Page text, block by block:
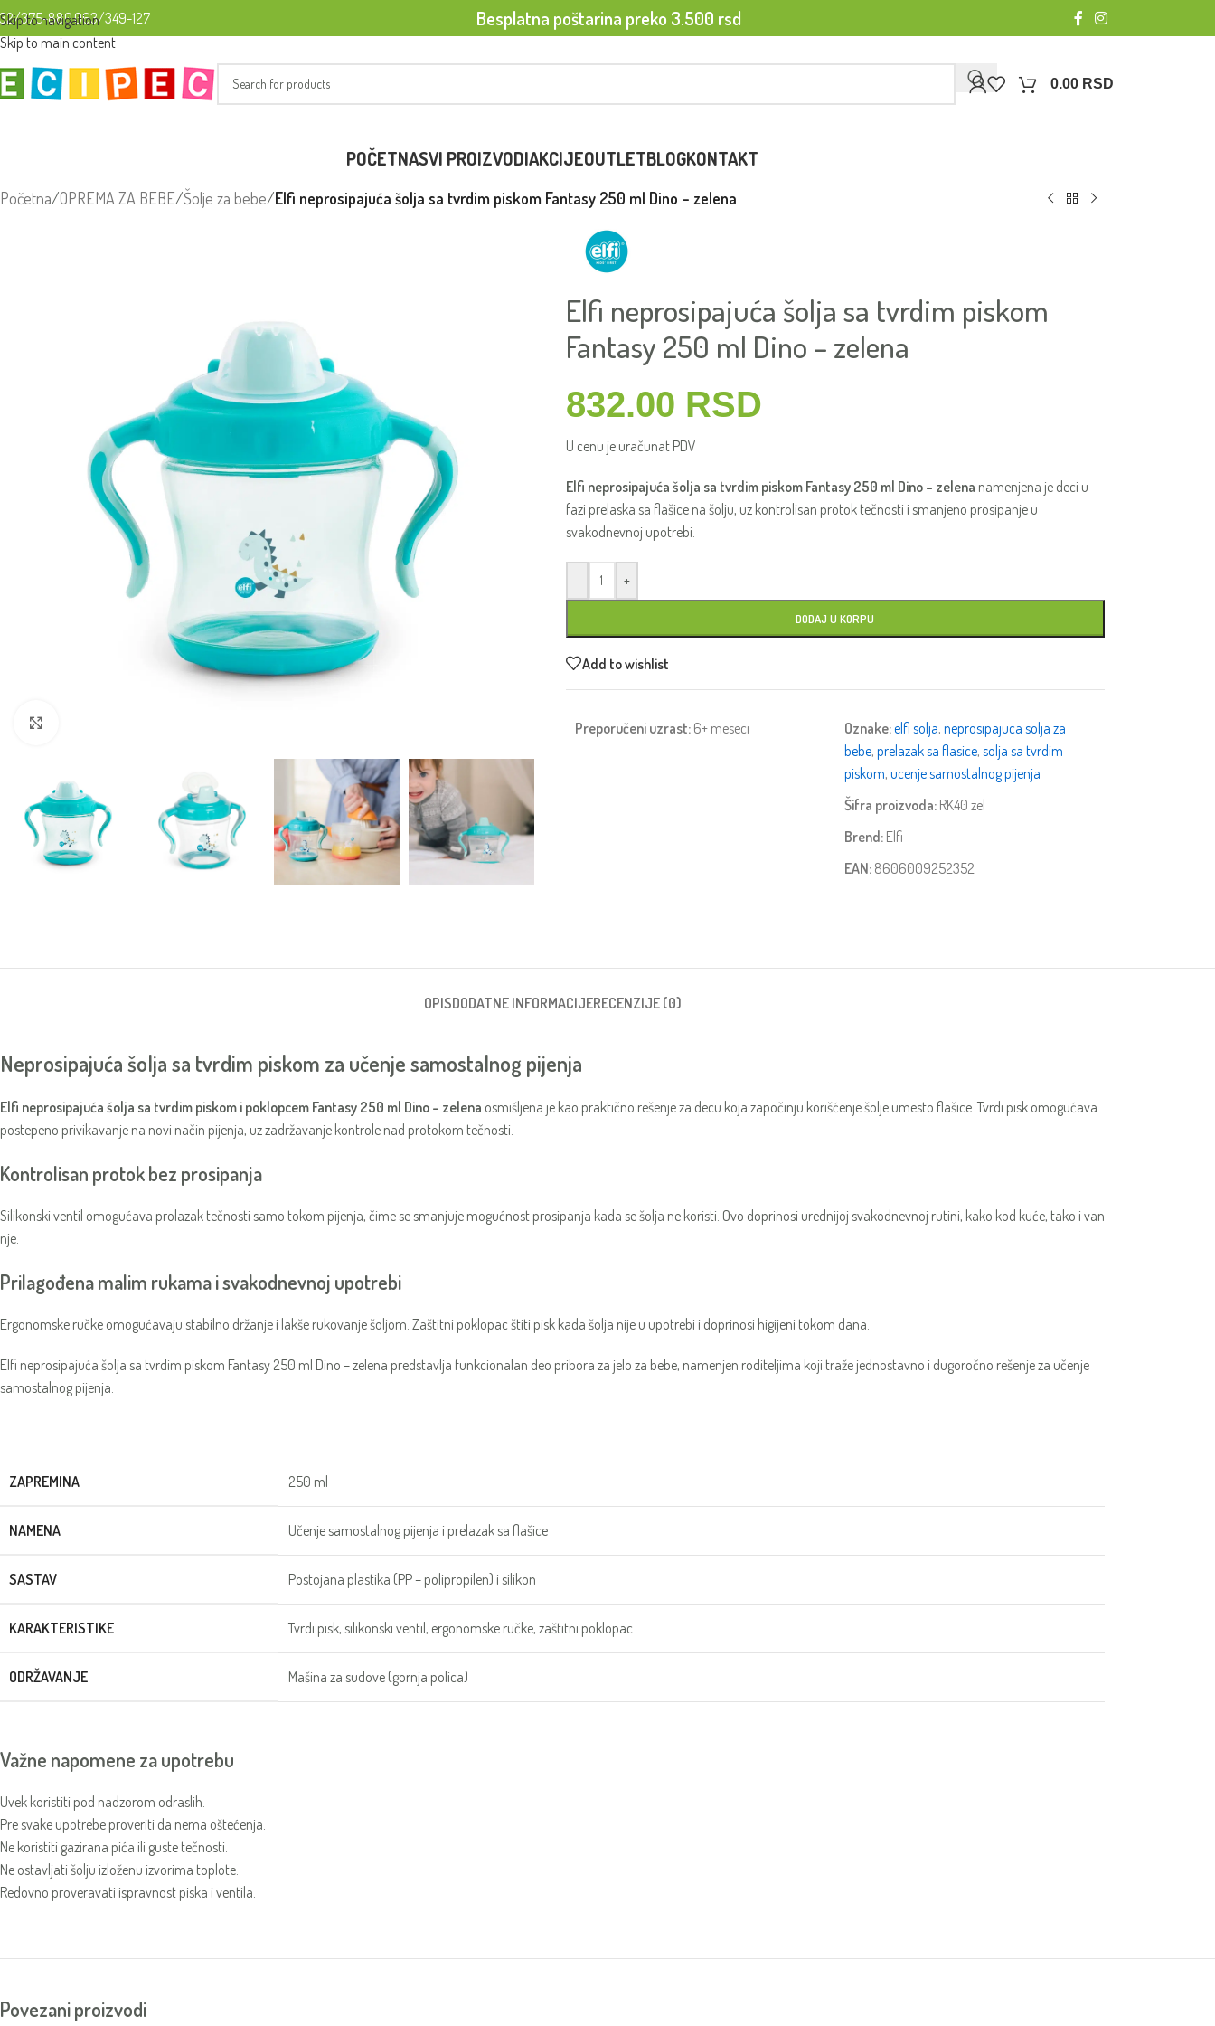
Skip to navigation
Skip to main content
375-880063/349-127 Besplatna poštarina preko 3.500 rsd
0.00 RSD
POČETNASVI PROIZVODIAKCIJEOUTLETBLOGKONTAKT
Početna/OPREMA ZA BEBE/Šolje za bebe/Elfi neprosipajuća šolja sa tvrdim piskom Fantasy 250 ml Dino – zelena
Elfi neprosipajuća šolja sa tvrdim piskom
Fantasy 250 ml Dino – zelena
832.00 RSD
U cenu je uračunat PDV
Elfi neprosipajuća šolja sa tvrdim piskom Fantasy 250 ml Dino – zelena namenjena je deci u
fazi prelaska sa flašice na šolju, uz kontrolisan protok tečnosti i smanjeno prosipanje u
svakodnevnoj upotrebi.
- +
DODAJ U KORPU
Add to wishlist
Preporučeni uzrast:6+ meseci Oznake:elfi solja, neprosipajuca solja za
bebe, prelazak sa flasice, solja sa tvrdim
piskom, ucenje samostalnog pijenja
Šifra proizvoda:RK40 zel
Brend:Elfi
EAN:8606009252352
OPISDODATNE INFORMACIJERECENZIJE (0)
Neprosipajuća šolja sa tvrdim piskom za učenje samostalnog pijenja
Elfi neprosipajuća šolja sa tvrdim piskom i poklopcem Fantasy 250 ml Dino – zelena osmišljena je kao praktično rešenje za decu koja započinju korišćenje šolje umesto flašice. Tvrdi pisk omogućava
postepeno privikavanje na novi način pijenja, uz zadržavanje kontrole nad protokom tečnosti.
Kontrolisan protok bez prosipanja
Silikonski ventil omogućava prolazak tečnosti samo tokom pijenja, čime se smanjuje mogućnost prosipanja kada se šolja ne koristi. Ovo doprinosi urednijoj svakodnevnoj rutini, kako kod kuće, tako i van
nje.
Prilagođena malim rukama i svakodnevnoj upotrebi
Ergonomske ručke omogućavaju stabilno držanje i lakše rukovanje šoljom. Zaštitni poklopac štiti pisk kada šolja nije u upotrebi i doprinosi higijeni tokom dana.
Elfi neprosipajuća šolja sa tvrdim piskom Fantasy 250 ml Dino – zelena predstavlja funkcionalan deo pribora za jelo za bebe, namenjen roditeljima koji traže jednostavno i dugoročno rešenje za učenje
samostalnog pijenja.
ZAPREMINA 250 ml
NAMENA Učenje samostalnog pijenja i prelazak sa flašice
SASTAV Postojana plastika (PP – polipropilen) i silikon
KARAKTERISTIKE Tvrdi pisk, silikonski ventil, ergonomske ručke, zaštitni poklopac
ODRŽAVANJE Mašina za sudove (gornja polica)
Važne napomene za upotrebu
Uvek koristiti pod nadzorom odraslih.
Pre svake upotrebe proveriti da nema oštećenja.
Ne koristiti gazirana pića ili guste tečnosti.
Ne ostavljati šolju izloženu izvorima toplote.
Redovno proveravati ispravnost piska i ventila.
Povezani proizvodi